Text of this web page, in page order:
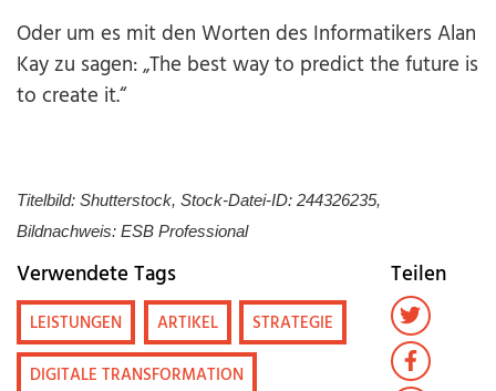
Oder um es mit den Worten des Informatikers Alan
Kay zu sagen: „The best way to predict the future is
to create it.“
Titelbild: Shutterstock, Stock-Datei-ID: 244326235,
Bildnachweis: ESB Professional
Verwendete Tags
LEISTUNGEN ARTIKEL
STRATEGIE
DIGITALE TRANSFORMATION
Teilen